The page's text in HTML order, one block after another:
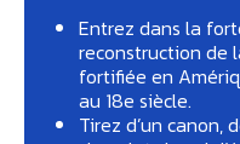
Entrez dans la
reconstruction de
fortifiée en
au 18e siècle.
Tirez d’un canon,